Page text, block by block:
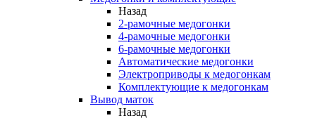
Назад
2-рамочные медогонки
4-рамочные медогонки
6-рамочные медогонки
Автоматические медогонки
Электроприводы к медогонкам
Комплектующие к медогонкам
Вывод маток
Назад